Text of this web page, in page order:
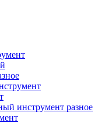
инструмент разное